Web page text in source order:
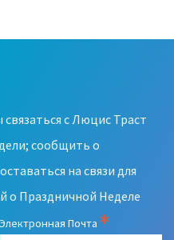
с Люцис Траст
сообщить о
на связи для
о Праздничной Неделе
Электронная Почта